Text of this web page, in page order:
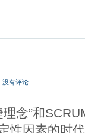
没有评论
念”和
性因素的时